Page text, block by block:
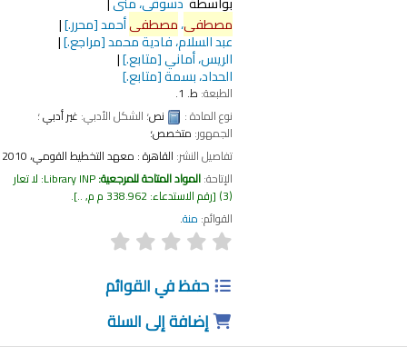
مصطفى،مصطفىأحمد[محرر.]
عبد السلام، فادية محمد[مراجع.]
الريس، أماني[متابع.]
الحداد، بسمة[متابع.]
الطبعة:ط. 1.
نوع المادة :
نص؛ الشكل الأدبي:غير أدبي؛
الجمهور:متخصص؛
تفاصيل النشر:القاهرة :معهد التخطيط القومي،2010
الإتاحة:المواد المتاحة للمرجعية:Library INP: لا تعار
رقم الاستدعاء:338.962 م م, ..
.
القوائم:منة.
حفظ في القوائم
إضافة إلى السلة